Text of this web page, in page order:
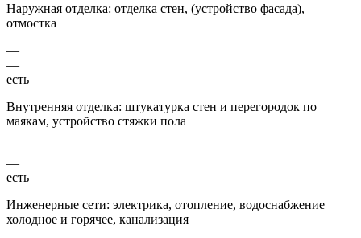
Наружная отделка: отделка стен, (устройство фасада),
отмостка
—
—
есть
Внутренняя отделка: штукатурка стен и перегородок по
маякам, устройство стяжки пола
—
—
есть
Инженерные сети: электрика, отопление, водоснабжение
холодное и горячее, канализация